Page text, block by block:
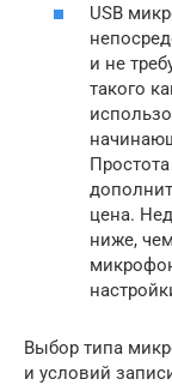
USB
и не
такого
цена.
ниже,
Выбор типа
и условий